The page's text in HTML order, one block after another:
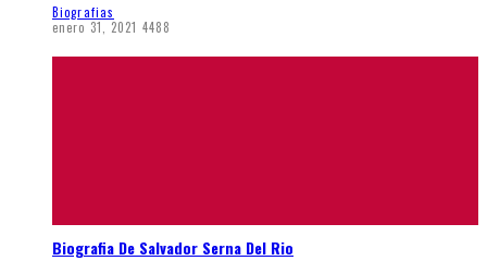
Biografias
enero 31, 2021 4488
Biografia De Salvador Serna Del Rio